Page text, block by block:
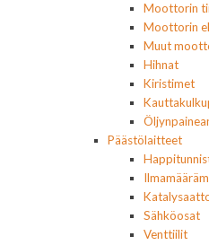
Moottorin
Moottorin
Muut
Hihnat
Kiristimet
Päästölaitteet
Sähköosat
Venttiilit